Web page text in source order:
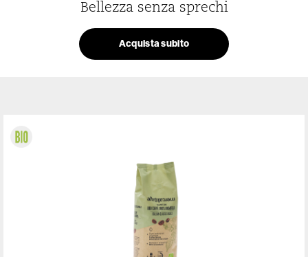
Bellezza senza sprechi
Acquista subito